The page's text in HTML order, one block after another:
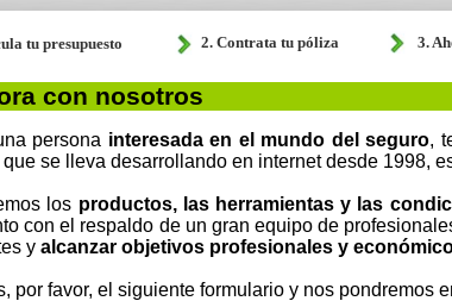
tu presupuesto 2. Contrata tu póliza 3.
con nosotros
persona interesada en el mundo del seguro,
que se lleva desarrollando en internet desde 1998,
los productos, las herramientas y las
con el respaldo de un gran equipo de
y alcanzar objetivos profesionales y
por favor, el siguiente formulario y nos pondremos